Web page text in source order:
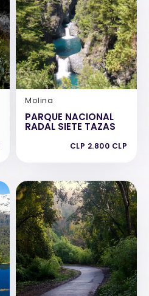
Molina
PARQUE NACIONAL
RADAL SIETE TAZAS
CLP 2.800 CLP